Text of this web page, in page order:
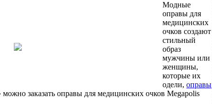
Модные
оправы для
медицинских
очков создают
стильный
образ
мужчины или
женщины,
которые их
одели,оправы
заказать оправы для медицинских очков Megapolis